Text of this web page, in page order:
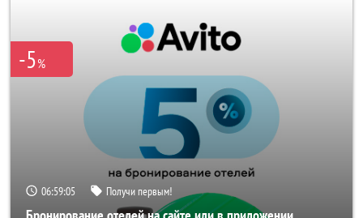
-5%
06:59:05 Получи первым!